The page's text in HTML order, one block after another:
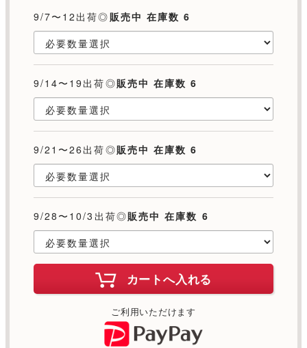
9/7〜12出荷◎販売中 在庫数 6
9/14〜19出荷◎販売中 在庫数 6
9/21〜26出荷◎販売中 在庫数 6
9/28〜10/3出荷◎販売中 在庫数 6
カートへ入れる
ご利用いただけます